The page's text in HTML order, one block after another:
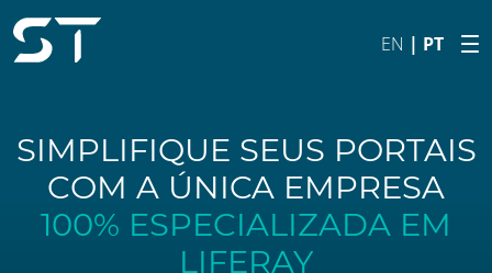
Pular para o Conteúdo principal
EN | PT
SIMPLIFIQUE SEUS PORTAIS
COM A ÚNICA EMPRESA
100% ESPECIALIZADA EM
LIFERAY